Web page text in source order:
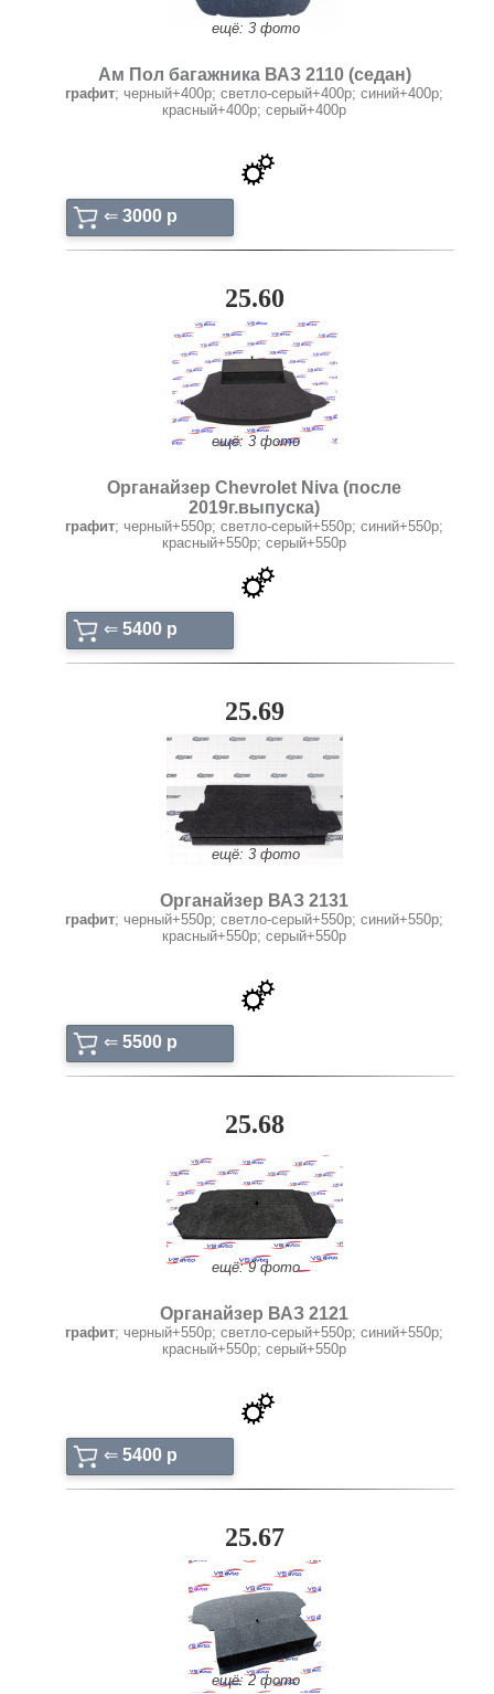
ещё: 3 фото
Ам Пол багажника ВАЗ 2110 (седан)
графит; черный+400р; светло-серый+400р; синий+400р;
красный+400р; серый+400р
⇐ 3000 p
25.60
ещё: 3 фото
Органайзер Chevrolet Niva (после
2019г.выпуска)
графит; черный+550р; светло-серый+550р; синий+550р;
красный+550р; серый+550р
⇐ 5400 p
25.69
ещё: 3 фото
Органайзер ВАЗ 2131
графит; черный+550р; светло-серый+550р; синий+550р;
красный+550р; серый+550р
⇐ 5500 p
25.68
ещё: 9 фото
Органайзер ВАЗ 2121
графит; черный+550р; светло-серый+550р; синий+550р;
красный+550р; серый+550р
⇐ 5400 p
25.67
ещё: 2 фото